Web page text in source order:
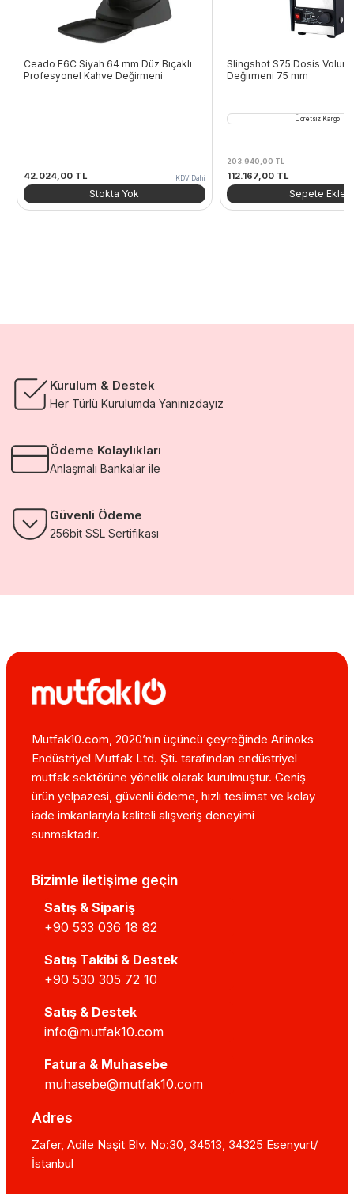
Ceado E6C Siyah 64 mm Düz Bıçaklı
Profesyonel Kahve Değirmeni
42.024,00 TL KDV Dahil
Stokta Yok
Slingshot S75 Dosis
Değirmeni 75 mm
Ücretsiz Kargo
203.940,00TL
Orijinal
fiyat:
203.940,00 TL.
112.167,00 TLŞu
andaki
fiyat:
Sepete Ekle
Kurulum & Destek
Her Türlü Kurulumda Yanınızdayız
Ödeme Kolaylıkları
Anlaşmalı Bankalar ile
Güvenli Ödeme
256bit SSL Sertifikası
Mutfak10.com, 2020’nin üçüncü çeyreğinde Arlinoks
Endüstriyel Mutfak Ltd. Şti. tarafından endüstriyel
mutfak sektörüne yönelik olarak kurulmuştur. Geniş
ürün yelpazesi, güvenli ödeme, hızlı teslimat ve kolay
iade imkanlarıyla kaliteli alışveriş deneyimi
sunmaktadır.
Bizimle iletişime geçin
Satış & Sipariş
+90 533 036 18 82
Satış Takibi & Destek
+90 530 305 72 10
Satış & Destek
info@mutfak10.com
Fatura & Muhasebe
muhasebe@mutfak10.com
Adres
Zafer, Adile Naşit Blv. No:30, 34513, 34325 Esenyurt/
İstanbul